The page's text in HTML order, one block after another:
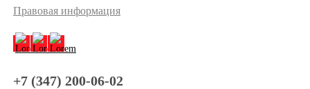
Правовая информация
+7 (347) 200-06-02